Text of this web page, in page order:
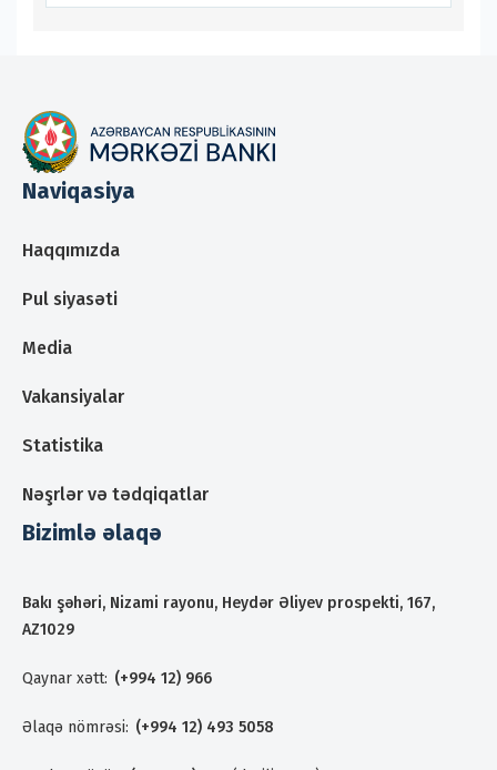
Naviqasiya
Haqqımızda
Pul siyasəti
Media
Vakansiyalar
Statistika
Nəşrlər və tədqiqatlar
Bizimlə əlaqə
Bakı şəhəri, Nizami rayonu, Heydər Əliyev prospekti, 167,
AZ1029
Qaynar xətt: (+994 12) 966
Əlaqə nömrəsi: (+994 12) 493 5058